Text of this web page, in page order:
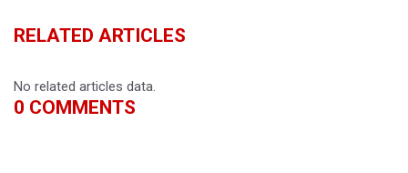
RELATED ARTICLES
No related articles data.
0 COMMENTS